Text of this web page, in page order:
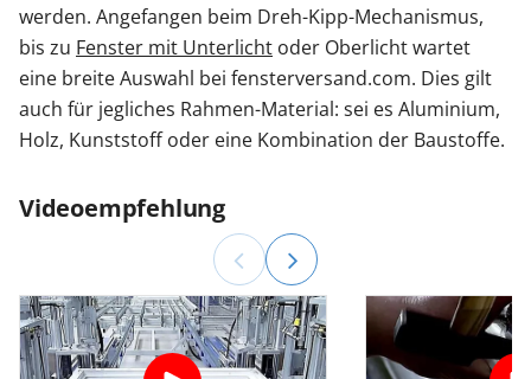
werden. Angefangen beim Dreh-Kipp-Mechanismus,
bis zu Fenster mit Unterlicht oder Oberlicht wartet
eine breite Auswahl bei fensterversand.com. Dies gilt
auch für jegliches Rahmen-Material: sei es Aluminium,
Holz, Kunststoff oder eine Kombination der Baustoffe.
Videoempfehlung